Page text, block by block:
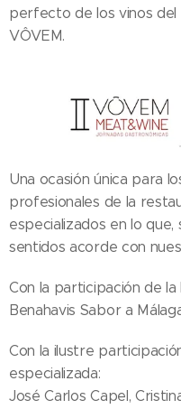
perfecto de los vinos del
VÔVEM.
Una ocasión única para
profesionales de la
especializados en lo que,
sentidos acorde con
Con la participación de
Benahavis Sabor a
Con la ilustre
especializada:
José Carlos Capel,